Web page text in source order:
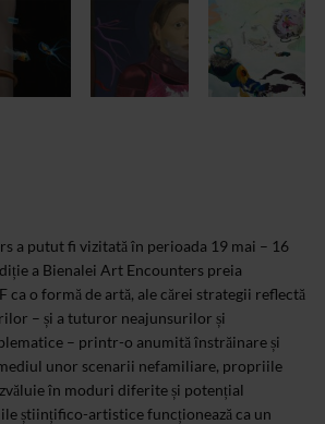
a putut fi vizitată în perioada 19 mai – 16
a Bienalei Art Encounters preia
ca o formă de artă, ale cărei strategii reflectă
– și a tuturor neajunsurilor și
– printr-o anumită înstrăinare și
unor scenarii nefamiliare, propriile
în moduri diferite și potențial
științifico-artistice funcționează ca un